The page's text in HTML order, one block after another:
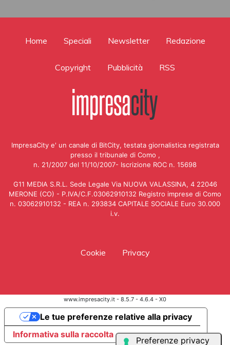
Home Speciali Newsletter Redazione
Copyright Pubblicità RSS
ImpresaCity e' un canale di BitCity, testata giornalistica registrata
presso il tribunale di Como ,
n. 21/2007 del 11/10/2007- Iscrizione ROC n. 15698
G11 MEDIA S.R.L. Sede Legale Via NUOVA VALASSINA, 4 22046
MERONE (CO) - P.IVA/C.F.03062910132 Registro imprese di Como
n. 03062910132 - REA n. 293834 CAPITALE SOCIALE Euro 30.000
i.v.
Cookie Privacy
www.impresacity.it - 8.5.7 - 4.6.4 - X0
Informativa sulla raccolta
Le tue preferenze relative alla privacy